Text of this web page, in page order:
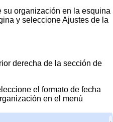
su organización en la esquina
y seleccioneAjustes de la
derecha de la sección de
el formato de fecha
en el menú